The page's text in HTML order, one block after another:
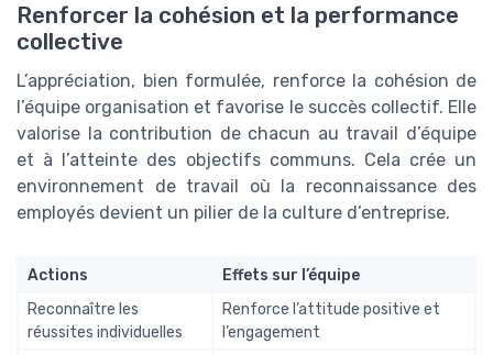
Renforcer la cohésion et la performance
collective
L’appréciation, bien formulée, renforce la cohésion de
l’équipe organisation et favorise le succès collectif. Elle
valorise la contribution de chacun au travail d’équipe
et à l’atteinte des objectifs communs. Cela crée un
environnement de travail où la reconnaissance des
employés devient un pilier de la culture d’entreprise.
Actions
Effets sur l’équipe
Reconnaître les
réussites individuelles
Renforce l’attitude positive et
l’engagement